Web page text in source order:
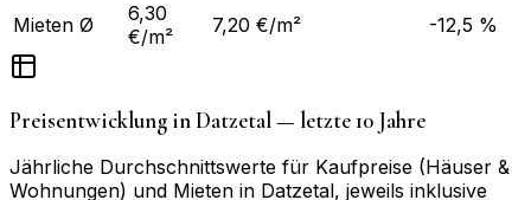
Mieten Ø
6,30
€/m²
7,20 €/m² -12,5 %
Preisentwicklung inDatzetal— letzte 10 Jahre
Jährliche Durchschnittswerte für Kaufpreise (Häuser &
Wohnungen) und Mieten in Datzetal, jeweils inklusive